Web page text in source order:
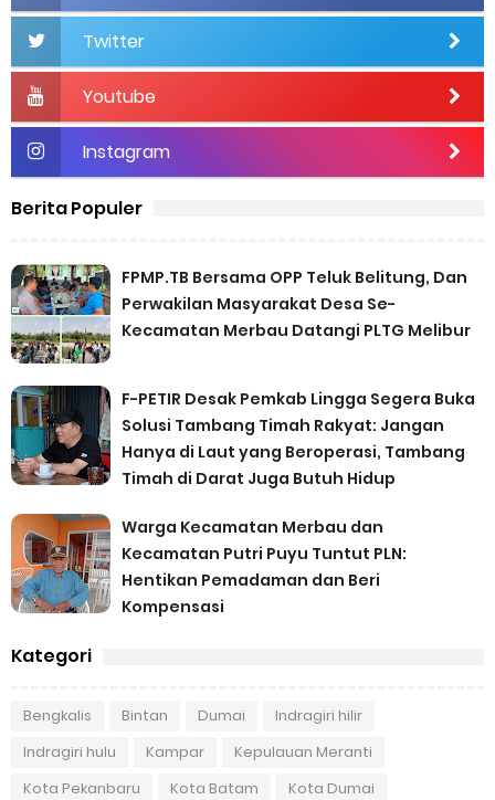
Twitter
Youtube
Instagram
Berita Populer
FPMP.TB Bersama OPP Teluk Belitung, Dan
Perwakilan Masyarakat Desa Se-
Kecamatan Merbau Datangi PLTG Melibur
F-PETIR Desak Pemkab Lingga Segera Buka
Solusi Tambang Timah Rakyat: Jangan
Hanya di Laut yang Beroperasi, Tambang
Timah di Darat Juga Butuh Hidup
Warga Kecamatan Merbau dan
Kecamatan Putri Puyu Tuntut PLN:
Hentikan Pemadaman dan Beri
Kompensasi
Kategori
Bengkalis Bintan Dumai
Indragiri hilir
Indragiri hulu
Kampar
Kepulauan Meranti
Kota Pekanbaru
Kota Batam
Kota Dumai